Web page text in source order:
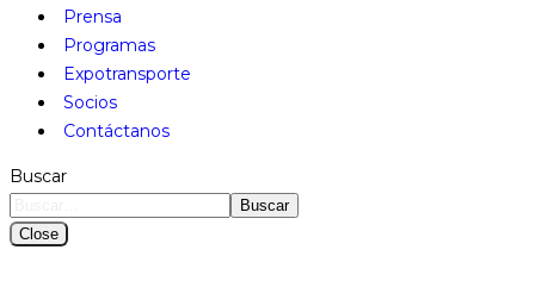
Prensa
Programas
Expotransporte
Socios
Contáctanos
Buscar
Buscar
Close